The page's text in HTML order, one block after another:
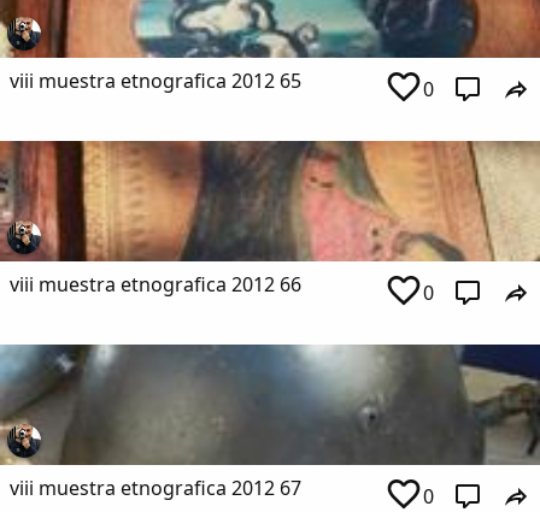
viii muestra etnografica 2012 65 0
viii muestra etnografica 2012 66 0
viii muestra etnografica 2012 67 0